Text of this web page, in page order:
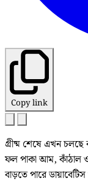
Copy link
গ্রীষ্ম শেষে এখন চলছে
ফল পাকা আম, কাঁঠাল
বাড়তে পারে